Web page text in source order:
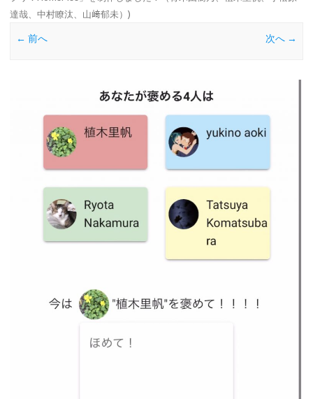
達哉、中村瞭汰、山﨑郁未） )
← 前へ 次へ →